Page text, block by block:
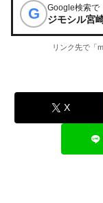
G Google検索で
ジモシル宮
リンク先で「
X